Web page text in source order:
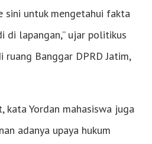
sini untuk mengetahui fakta
di lapangan,” ujar politikus
ruang Banggar DPRD Jatim,
kata Yordan mahasiswa juga
adanya upaya hukum